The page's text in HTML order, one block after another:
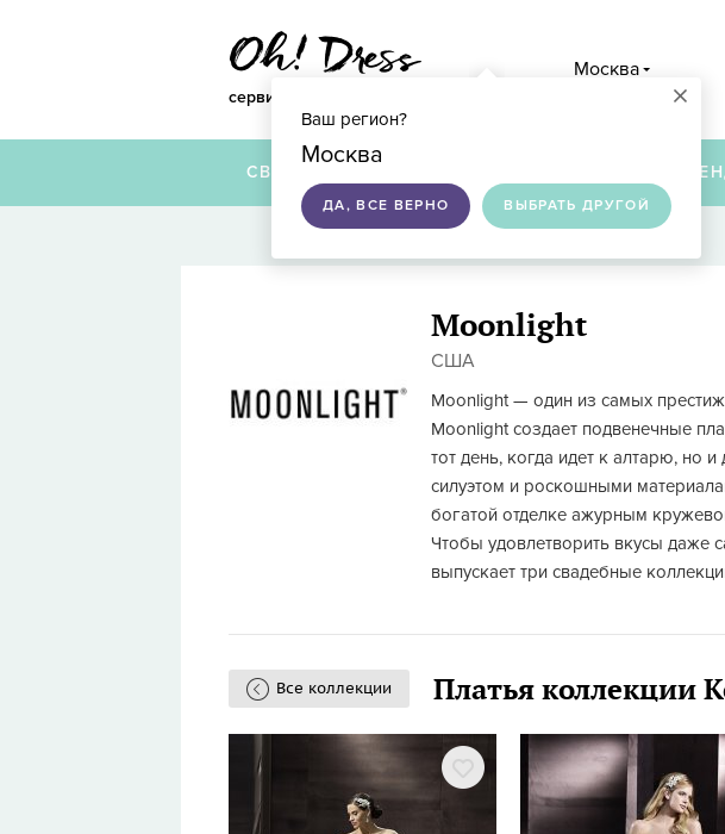
сервис по подбору свадебных платьев
Москва
×
Ваш регион?
Москва
ДА, ВСЕ ВЕРНО ВЫБРАТЬ ДРУГОЙ
СВАДЕБНЫЕ ПЛАТЬЯ
Moonlight
США
Moonlight — один из самых
Moonlight создает подвенечные
тот день, когда идет к алтарю, но
силуэтом и роскошными
богатой отделке ажурным
Чтобы удовлетворить вкусы даже
выпускает три свадебные
Все коллекции Платья коллекции